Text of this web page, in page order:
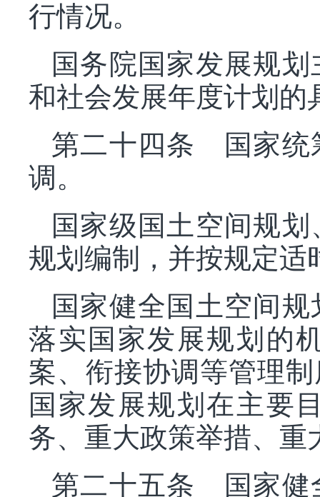
行情况。
国务院国家发展规
和社会发展年度计划的
第二十四条 国家统
调。
国家级国土空间规
规划编制，并按规定适
国家健全国土空间
落实国家发展规划的
案、衔接协调等管理
国家发展规划在主要
务、重大政策举措、重
第二十五条 国家健